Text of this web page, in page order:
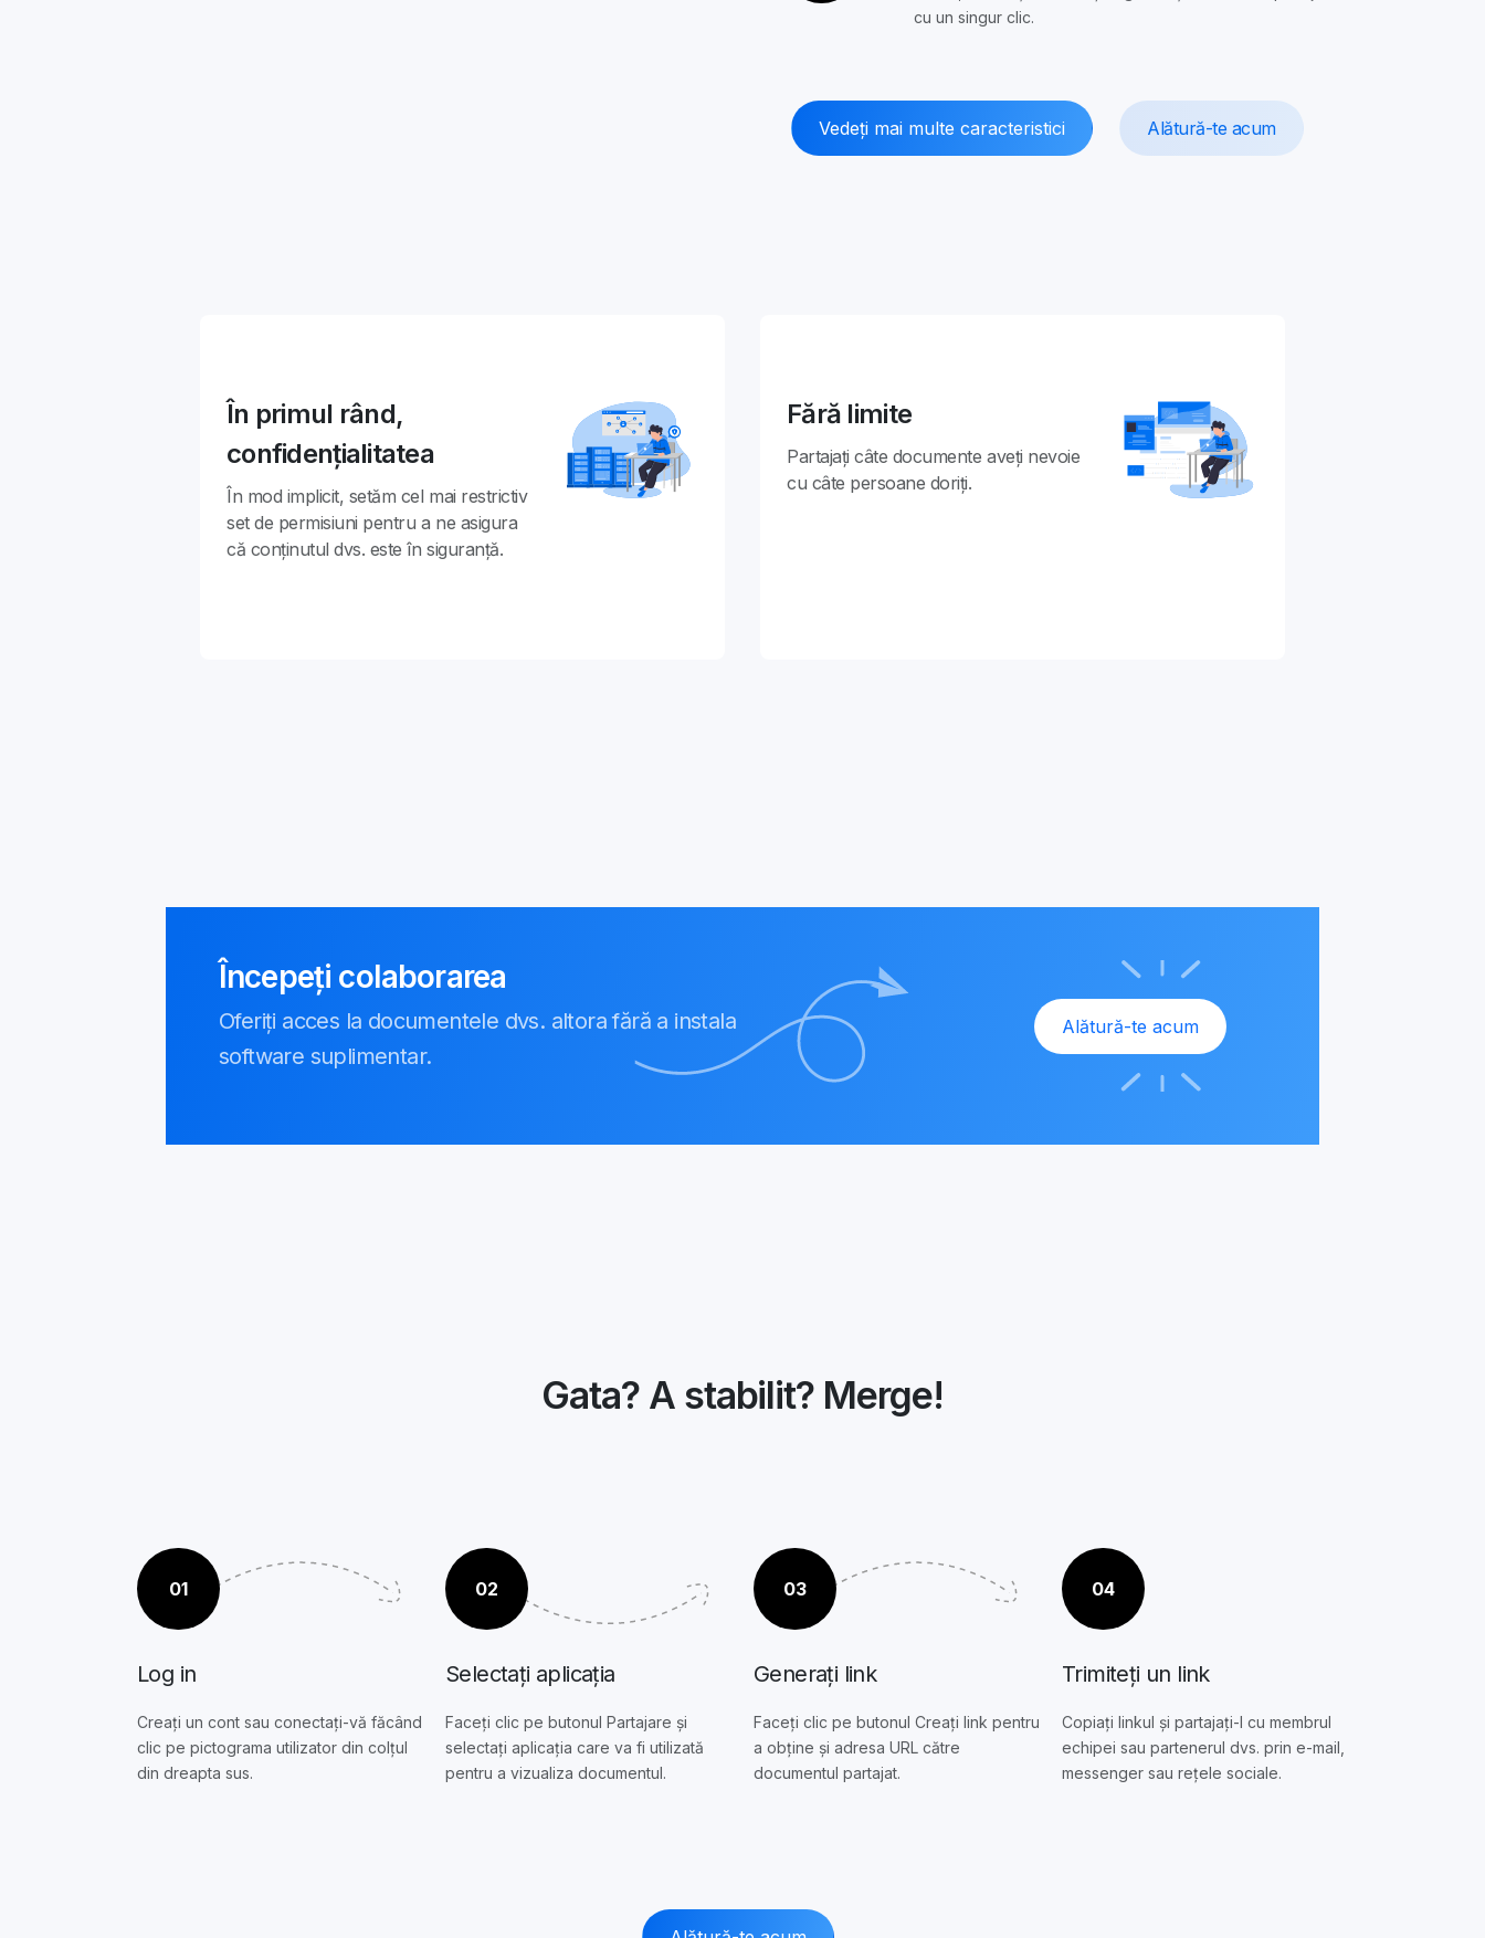
cu un singur clic.
Vedeți mai multe caracteristici Alătură-te acum
În primul rând,
confidențialitatea
În mod implicit, setăm cel mai restrictiv
set de permisiuni pentru a ne asigura
că conținutul dvs. este în siguranță.
Fără limite
Partajați câte documente aveți nevoie
cu câte persoane doriți.
Începeți colaborarea
Oferiți acces la documentele dvs. altora fără a instala
software suplimentar.
Alătură-te acum
Gata? A stabilit? Merge!
01
Log in
Creați un cont sau conectați-vă făcând
clic pe pictograma utilizator din colțul
din dreapta sus.
02
Selectați aplicația
Faceți clic pe butonul Partajare și
selectați aplicația care va fi utilizată
pentru a vizualiza documentul.
03
Generați link
Faceți clic pe butonul Creați link pentru
a obține și adresa URL către
documentul partajat.
04
Trimiteți un link
Copiați linkul și partajați-l cu membrul
echipei sau partenerul dvs. prin e-mail,
messenger sau rețele sociale.